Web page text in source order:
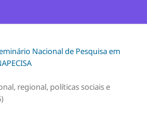
Nacional de Pesquisa em
regional, políticas sociais e